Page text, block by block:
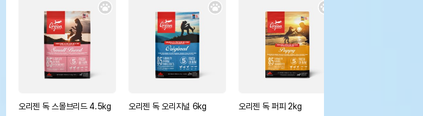
오리젠 독 스몰브리드 4.5kg 오리젠 독 오리지널 6kg 오리젠 독 퍼피 2kg